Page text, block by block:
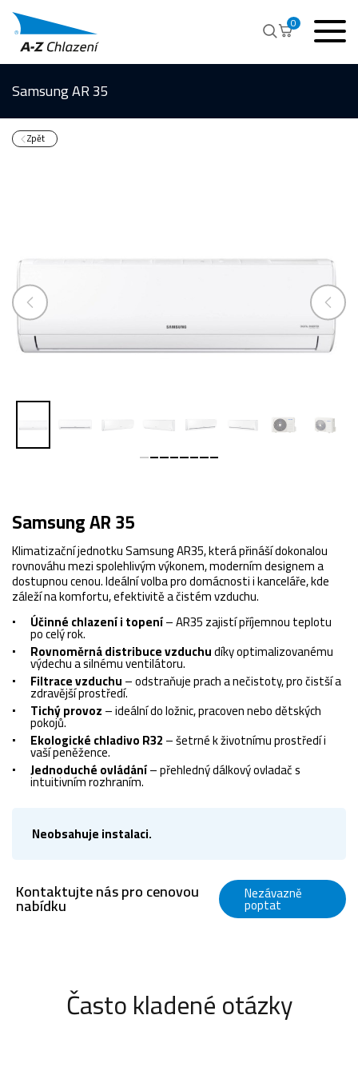
0
Samsung AR 35
Zpět
Samsung AR 35
Klimatizační jednotku Samsung AR35, která přináší dokonalou
rovnováhu mezi spolehlivým výkonem, moderním designem a
dostupnou cenou. Ideální volba pro domácnosti i kanceláře, kde
záleží na komfortu, efektivitě a čistém vzduchu.
Účinné chlazení i topení– AR35 zajistí příjemnou teplotu
po celý rok.
Rovnoměrná distribuce vzduchudíky optimalizovanému
výdechu a silnému ventilátoru.
Filtrace vzduchu– odstraňuje prach a nečistoty, pro čistší a
zdravější prostředí.
Tichý provoz– ideální do ložnic, pracoven nebo dětských
pokojů.
Ekologické chladivo R32– šetrné k životnímu prostředí i
vaší peněžence.
Jednoduché ovládání– přehledný dálkový ovladač s
intuitivním rozhraním.
Neobsahuje instalaci.
Kontaktujte nás pro cenovou
nabídku Nezávazně
poptat
Často kladené otázky